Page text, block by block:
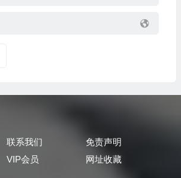
联系我们
免责声明
VIP会员 网址收藏